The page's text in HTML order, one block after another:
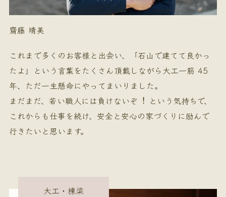
齋藤 晴美
これまで多くのお客様と出会い、「石山で建てて良かっ
たよ」という言葉をたくさん頂戴しながら大工一筋 45
年、ただ一生懸命にやってまいりました。
まだまだ、若い職人には負けないぞ︕ という気持ちで、
これからも仕事を続け、安全と安心の家づくりに励んで
行きたいと思います。
大工・棟梁